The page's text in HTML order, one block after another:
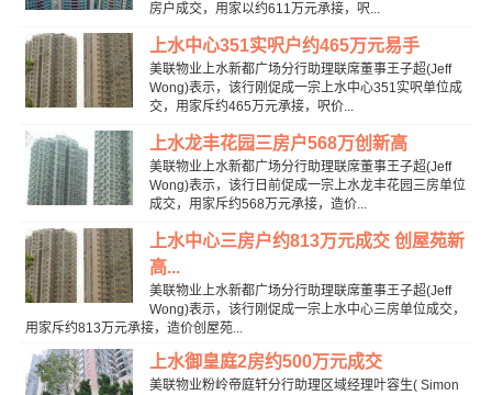
房户成交，用家以约611万元承接，呎...
上水中心351实呎户约465万元易手
美联物业上水新都广场分行助理联席董事王子超(Jeff
Wong)表示，该行刚促成一宗上水中心351实呎单位成
交，用家斥约465万元承接，呎价...
上水龙丰花园三房户568万创新高
美联物业上水新都广场分行助理联席董事王子超(Jeff
Wong)表示，该行日前促成一宗上水龙丰花园三房单位
成交，用家斥约568万元承接，造价...
上水中心三房户约813万元成交 创屋苑新
高...
美联物业上水新都广场分行助理联席董事王子超(Jeff
Wong)表示，该行刚促成一宗上水中心三房单位成交，
用家斥约813万元承接，造价创屋苑...
上水御皇庭2房约500万元成交
美联物业粉岭帝庭轩分行助理区域经理叶容生( Simon